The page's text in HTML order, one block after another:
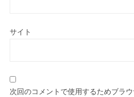
サイト
次回のコメントで使用するためブラ